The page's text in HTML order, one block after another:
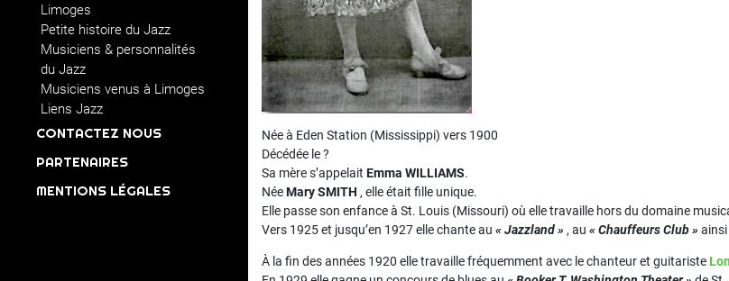
Limoges
Petite histoire du Jazz
Musiciens & personnalités
du Jazz
Musiciens venus à Limoges
Liens Jazz
CONTACTEZ NOUS
PARTENAIRES
MENTIONS LÉGALES
Née à Eden Station (Mississippi) vers 1900
Décédée le ?
Sa mère s’appelait Emma WILLIAMS.
NéeMary SMITH , elle était fille unique.
Elle passe son enfance à St. Louis (Missouri) où elle travaille hors du domaine
Vers 1925 et jusqu’en 1927 elle chante au « Jazzland » , au « Chauffeurs Club » ainsi
À la fin des années 1920 elle travaille fréquemment avec le chanteur et guitariste